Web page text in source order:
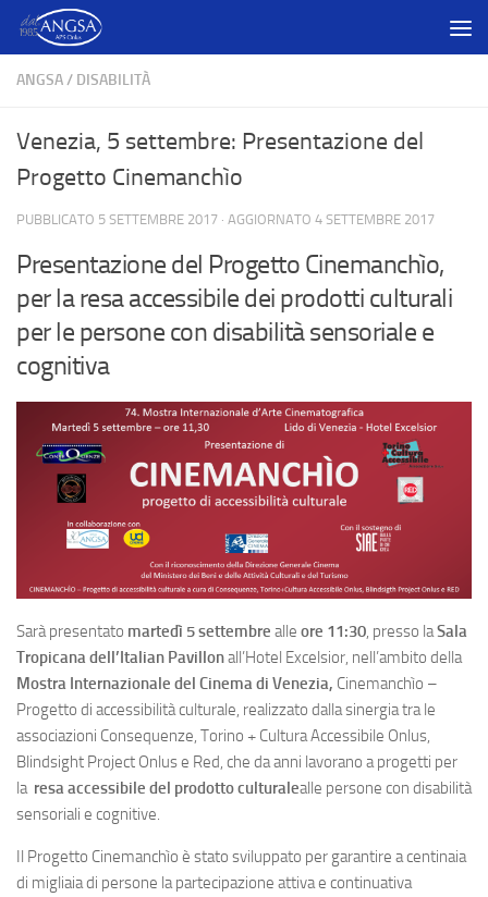
Salta al contenuto
ANGSA/ DISABILITÀ
Venezia, 5 settembre: Presentazione del
Progetto Cinemanchìo
PUBBLICATO 5 SETTEMBRE 2017 · AGGIORNATO 4 SETTEMBRE 2017
Presentazione del Progetto Cinemanchìo,
per la resa accessibile dei prodotti culturali
per le persone con disabilità sensoriale e
cognitiva
Sarà presentato martedì 5 settembre alle ore 11:30, presso laSala
Tropicana dell’Italian Pavillonall’Hotel Excelsior, nell’ambito della
Mostra Internazionale del Cinema di Venezia, Cinemanchìo –
Progetto di accessibilità culturale, realizzato dalla sinergia tra le
associazioni Consequenze, Torino + Cultura Accessibile Onlus,
Blindsight Project Onlus e Red, che da anni lavorano a progetti per
la resa accessibile del prodotto culturalealle persone con disabilità
sensoriali e cognitive.
Il Progetto Cinemanchìo è stato sviluppato per garantire a centinaia
di migliaia di persone la partecipazione attiva e continuativa